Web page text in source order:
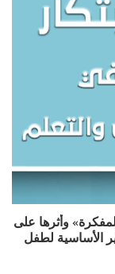
وأثرها على
الأساسية لطفل